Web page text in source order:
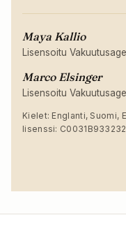
Maya Kallio
Lisensoitu
Marco Elsinger
Lisensoitu
Kielet: Englanti, Suomi,
lisenssi: